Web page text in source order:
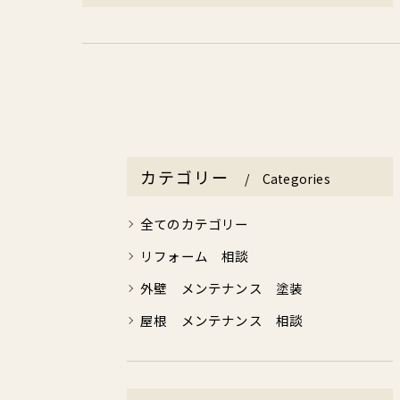
カテゴリー Categories
全てのカテゴリー
リフォーム 相談
外壁 メンテナンス 塗装
屋根 メンテナンス 相談